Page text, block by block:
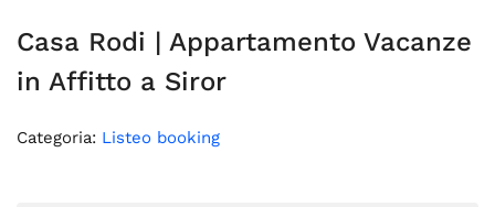
Casa Rodi | Appartamento Vacanze
in Affitto a Siror
Categoria: Listeo booking